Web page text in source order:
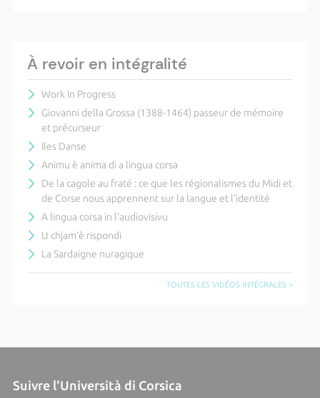
À revoir en intégralité
Work In Progress
Giovanni della Grossa (1388-1464) passeur de mémoire
et précurseur
Iles Danse
Animu è anima di a lingua corsa
De la cagole au fraté : ce que les régionalismes du Midi et
de Corse nous apprennent sur la langue et l’identité
A lingua corsa in l’audiovisivu
U chjam’è rispondi
La Sardaigne nuragique
TOUTES LES VIDÉOS INTÉGRALES >
Suivre l'Università di Corsica